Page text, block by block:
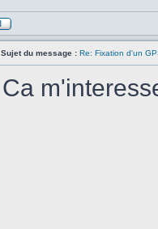
Sujet du message : Re: Fixation d'un
Ca